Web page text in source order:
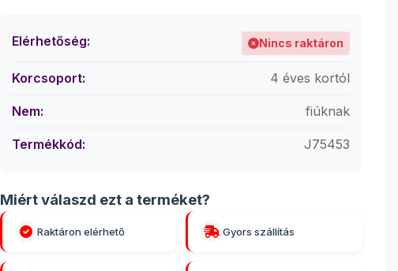
Elérhetőség: Nincs raktáron
Korcsoport: 4 éves kortól
Nem: fiúknak
Termékkód: J75453
Miért válaszd ezt a terméket?
Raktáron elérhető Gyors szállítás